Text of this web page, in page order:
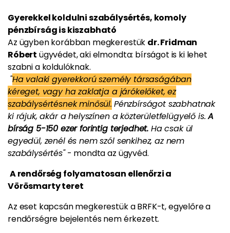
Gyerekkel koldulni szabálysértés, komoly
pénzbírság is kiszabható
Az ügyben korábban megkerestük dr. Fridman
Róbert ügyvédet, aki elmondta: bírságot is ki lehet
szabni a koldulóknak.
"Ha valaki gyerekkorú személy társaságában
kéreget, vagy ha zaklatja a járókelőket, ez
szabálysértésnek minősül. Pénzbírságot szabhatnak
ki rájuk, akár a helyszínen a közterületfelügyelő is.A
bírság 5-150 ezer forintig terjedhet. Ha csak ül
egyedül, zenél és nem szól senkihez, az nem
szabálysértés"- mondta az ügyvéd.
A rendőrség folyamatosan ellenőrzi a
Vörösmarty teret
Az eset kapcsán megkerestük a BRFK-t, egyelőre a
rendőrségre bejelentés nem érkezett.